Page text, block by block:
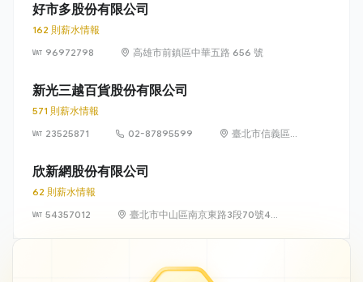
好市多股份有限公司
162 則薪水情報
96972798
高雄市前鎮區中華五路 656 號
新光三越百貨股份有限公司
571 則薪水情報
23525871
02-87895599
臺北市信義區松
欣新網股份有限公司
62 則薪水情報
54357012
臺北市中山區南京東路3段70號4